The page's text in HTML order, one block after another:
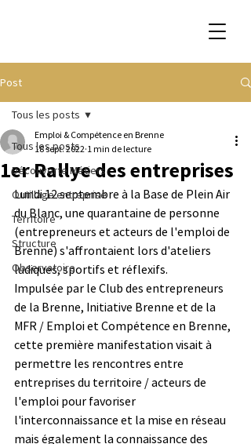
Post
Tous les posts
Découverte Métiers
Outillage entreprise
Territoire
Structure
Observatoire
Tous les posts
1er Rallye des entreprises
Emploi & Compétence en Brenne
18 sept. 2022 1 min de lecture
Lundi 12 septembre à la Base de Plein Air
du Blanc, une quarantaine de personne
(entrepreneurs et acteurs de l'emploi de
Brenne) s'affrontaient lors d'ateliers
ludiques, sportifs et réflexifs.
Impulsée par le Club des entrepreneurs
de la Brenne, Initiative Brenne et de la
MFR / Emploi et Compétence en Brenne,
cette première manifestation visait à
permettre les rencontres entre
entreprises du territoire / acteurs de
l'emploi pour favoriser
l'interconnaissance et la mise en réseau
mais également la connaissance des